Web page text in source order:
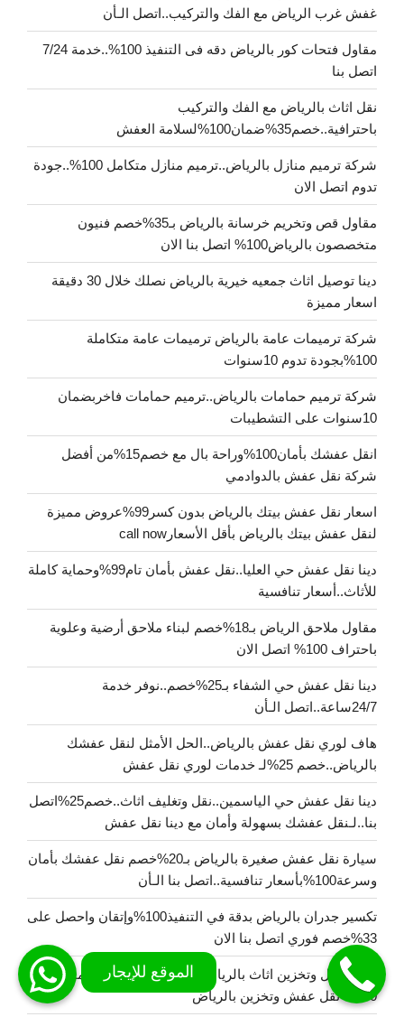
غفش غرب الرياض مع الفك والتركيب..اتصل الـأن
مقاول فتحات كور بالرياض دقه فى التنفيذ 100%..خدمة 7/24
اتصل بنا
نقل اثاث بالرياض مع الفك والتركيب
باحترافية..خصم35%ضمان100%لسلامة العفش
شركة ترميم منازل بالرياض..ترميم منازل متكامل 100%..جودة
تدوم اتصل الان
مقاول قص وتخريم خرسانة بالرياض بـ35%خصم فنيون
متخصصون بالرياض100% اتصل بنا الان
دينا توصيل اثاث جمعيه خيرية بالرياض نصلك خلال 30 دقيقة
اسعار مميزة
شركة ترميمات عامة بالرياض ترميمات عامة متكاملة
100%بجودة تدوم 10سنوات
شركة ترميم حمامات بالرياض..ترميم حمامات فاخربضمان
10سنوات على التشطيبات
انقل عفشك بأمان100%وراحة بال مع خصم15%من أفضل
شركة نقل عفش بالدوادمي
اسعار نقل عفش بيتك بالرياض بدون كسر99%عروض مميزة
لنقل عفش بيتك بالرياض بأقل الأسعارcall now
دينا نقل عفش حي العليا..نقل عفش بأمان تام99%وحماية كاملة
للأثاث..أسعار تنافسية
مقاول ملاحق الرياض بـ18%خصم لبناء ملاحق أرضية وعلوية
باحتراف 100% اتصل الان
دينا نقل عفش حي الشفاء بـ25%خصم..نوفر خدمة
24/7ساعة..اتصل الـأن
هاف لوري نقل عفش بالرياض..الحل الأمثل لنقل عفشك
بالرياض..خصم 25%لـ خدمات لوري نقل عفش
دينا نقل عفش حي الياسمين..نقل وتغليف اثاث..خصم25%اتصل
بنا..لـنقل عفشك بسهولة وأمان مع دينا نقل عفش
سيارة نقل عفش صغيرة بالرياض بـ20%خصم نقل عفشك بأمان
وسرعة100%بأسعار تنافسية..اتصل بنا الـأن
تكسير جدران بالرياض بدقة في التنفيذ100%وإتقان واحصل على
33%خصم فوري اتصل بنا الان
شركة نقل وتخزين اثاث بالرياض خدمات 24 ساعة بضمان
100% نقل عفش وتخزين بالرياض